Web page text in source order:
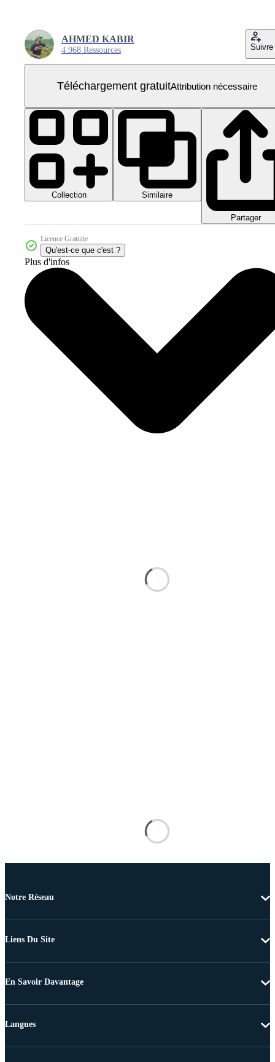
AHMED KABIR
4 968 Ressources Suivre
Téléchargement gratuitAttribution nécessaire
Collection Similaire
Partager
Licence Gratuite
Qu'est-ce que c'est ?
Plus d'infos
Notre Réseau
Liens Du Site
En Savoir Davantage
Langues